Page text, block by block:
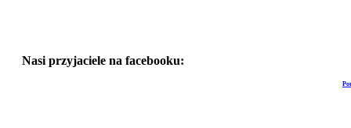
Nasi przyjaciele na facebooku: